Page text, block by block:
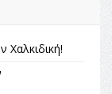
Χαλκιδική!